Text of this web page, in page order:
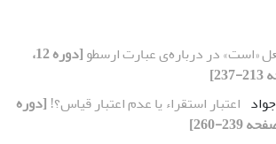
«است» در درباره‌ی عبارت ارسطو
[دوره 12،
اعتبار استقراء یا عدم اعتبار قیاس؟! [دوره